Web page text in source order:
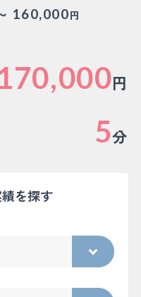
160,000円
円
5分
を探す